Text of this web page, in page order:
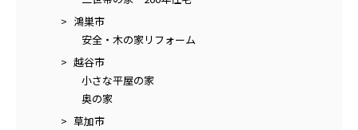
鴻巣市
安全・木の家リフォーム
越谷市
小さな平屋の家
奥の家
草加市